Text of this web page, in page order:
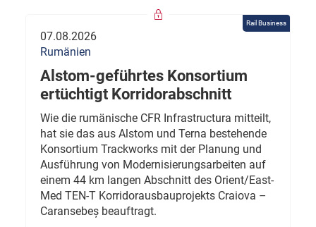
Rail Business
07.08.2026
Rumänien
Alstom-geführtes Konsortium
ertüchtigt Korridorabschnitt
Wie die rumänische CFR Infrastructura mitteilt,
hat sie das aus Alstom und Terna bestehende
Konsortium Trackworks mit der Planung und
Ausführung von Modernisierungsarbeiten auf
einem 44 km langen Abschnitt des Orient/East-
Med TEN-T Korridorausbauprojekts Craiova –
Caransebeș beauftragt.